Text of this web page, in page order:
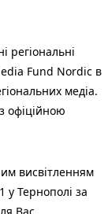
регіональні
Fund Nordic в
медіа.
офіційною
висвітленням
у Тернополі за